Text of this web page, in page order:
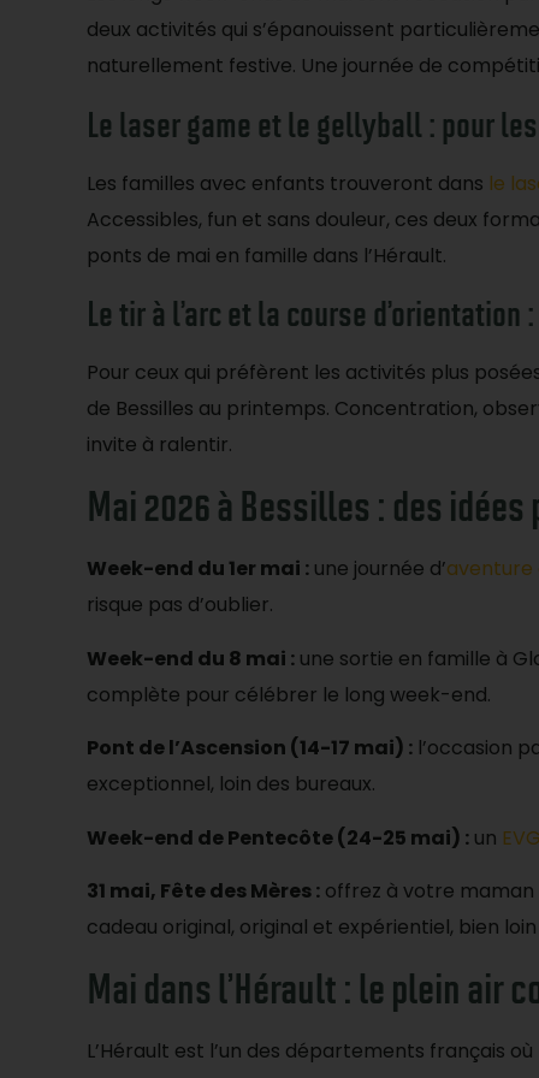
deux activités qui s’épanouissent
naturellement festive. Une journée de
Le laser game et le gellyball : pour
Les familles avec enfants trouveront dans le
Accessibles, fun et sans douleur, ces deux
ponts de mai en famille dans l’Hérault.
Le tir à l’arc et la course
Pour ceux qui préfèrent les activités plus
de Bessilles au printemps. Concentration,
invite à ralentir.
Mai 2026 à Bessilles : des
Week-end du 1er mai : une journée d’aventure
risque pas d’oublier.
Week-end du 8 mai : une sortie en famille à
complète pour célébrer le long week-end.
Pont de l’Ascension (14-17 mai) : l’occasion
exceptionnel, loin des bureaux.
Week-end de Pentecôte (24-25 mai) : un
31 mai, Fête des Mères : offrez à votre maman
cadeau original, original et expérientiel, bien
Mai dans l’Hérault : le plein air
L’Hérault est l’un des départements français